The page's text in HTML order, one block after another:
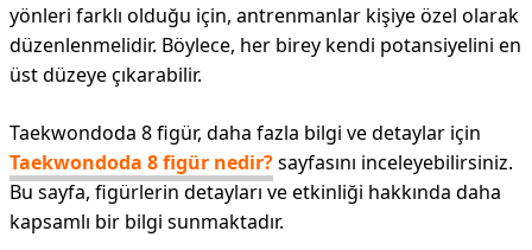
yönleri farklı olduğu için, antrenmanlar kişiye özel olarak
düzenlenmelidir. Böylece, her birey kendi potansiyelini en
üst düzeye çıkarabilir.
Taekwondoda 8 figür, daha fazla bilgi ve detaylar için
Taekwondoda 8 figür nedir?sayfasını inceleyebilirsiniz.
Bu sayfa, figürlerin detayları ve etkinliği hakkında daha
kapsamlı bir bilgi sunmaktadır.